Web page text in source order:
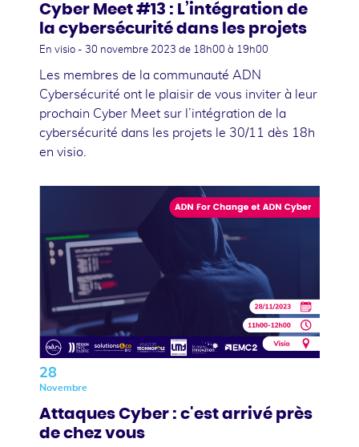
Cyber Meet #13 : L’intégration de
la cybersécurité dans les projets
En visio - 30 novembre 2023 de 18h00 à 19h00
Les membres de la communauté ADN
Cybersécurité ont le plaisir de vous inviter à leur
prochain Cyber Meet sur l’intégration de la
cybersécurité dans les projets le 30/11 dès 18h
en visio.
28
Novembre
Attaques Cyber : c'est arrivé près
de chez vous